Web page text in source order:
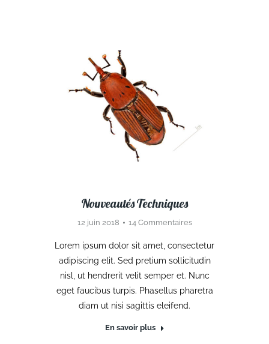
Nouveautés Techniques
12 juin 2018 14 Commentaires
Lorem ipsum dolor sit amet, consectetur
adipiscing elit. Sed pretium sollicitudin
nisl, ut hendrerit velit semper et. Nunc
eget faucibus turpis. Phasellus pharetra
diam ut nisi sagittis eleifend.
En savoir plus